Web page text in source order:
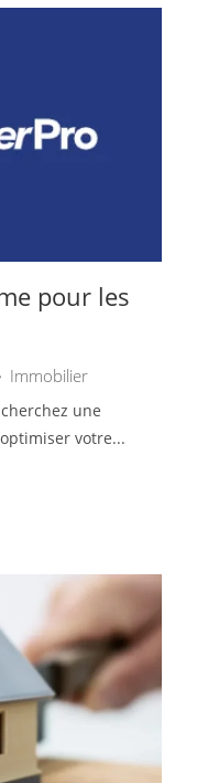
pour les
Immobilier
une
votre...